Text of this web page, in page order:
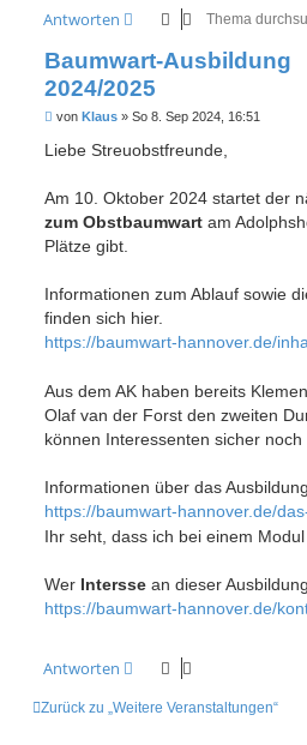
Antworten
Baumwart-Ausbildung
2024/2025
B
a
g
von Klaus » So 8. Sep 2024, 16:51
Liebe Streuobstfreunde,
Am 10. Oktober 2024 startet der
zum Obstbaumwart am
Plätze gibt.
Informationen zum Ablauf sowie
finden sich hier.
https://baumwart-hannover.de/
Aus dem AK haben bereits
Olaf van der Forst den zweiten
können Interessenten sicher
Informationen über das
https://baumwart-hannover.de/
Ihr seht, dass ich bei einem
Wer Intersse an dieser
https://baumwart-hannover.de/
Antworten
Zurück zu „Weitere Veranstaltungen“